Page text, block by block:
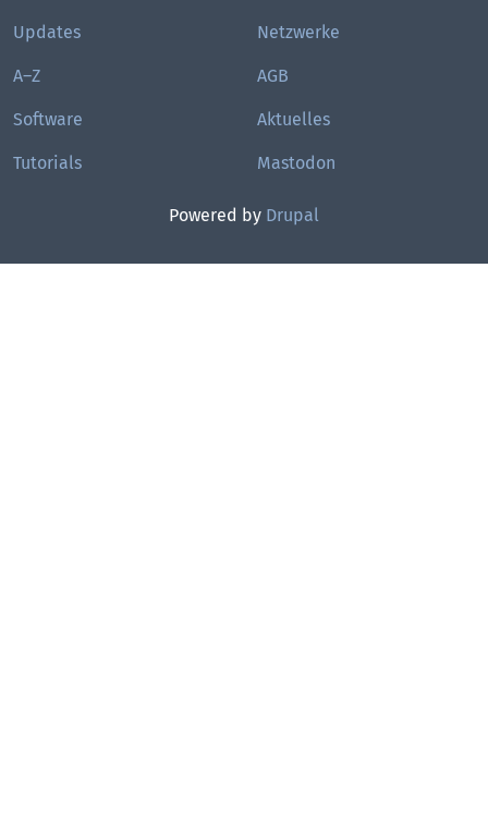
Updates
A–Z
Software
Tutorials
Netzwerke
AGB
Aktuelles
Mastodon
Powered by Drupal